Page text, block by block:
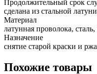
Продолжительный срок
сделана из стальной
Материал
латунная проволока,
Назначение
снятие старой краски и
Похожие товары